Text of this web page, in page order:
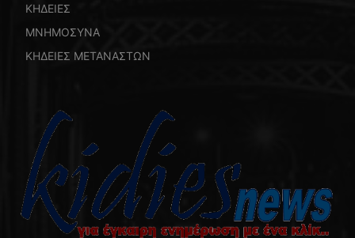
ΚΗΔΕΙΕΣ
ΜΝΗΜΟΣΥΝΑ
ΚΗΔΕΙΕΣ ΜΕΤΑΝΑΣΤΩΝ